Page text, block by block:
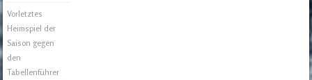
Vorletztes
Heimspiel der
Saison gegen
den
Tabellenführer